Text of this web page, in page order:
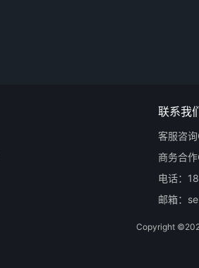
联系我
客服咨
商务合
电话：
邮箱：
Copyright